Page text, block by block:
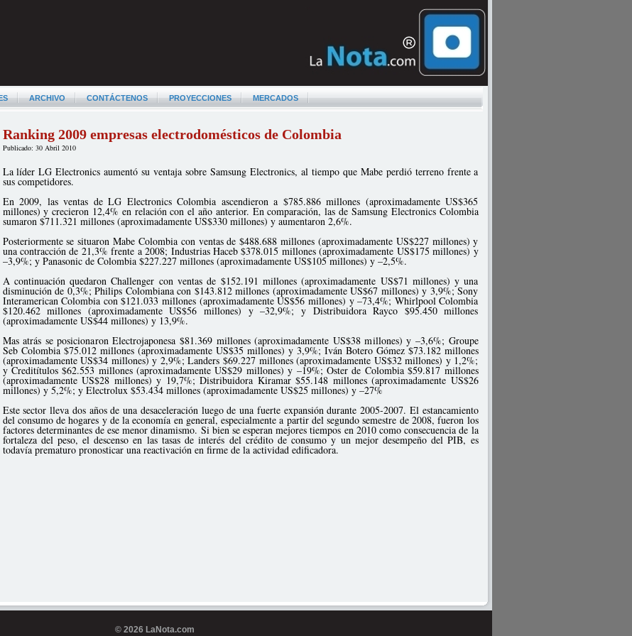
ARCHIVO CONTÁCTENOS PROYECCIONES MERCADOS
Ranking 2009 empresas electrodomésticos de Colombia
Publicado: 30 Abril 2010
La líder LG Electronics aumentó su ventaja sobre Samsung Electronics, al tiempo que Mabe perdió terreno frente a
sus competidores.
En 2009, las ventas de LG Electronics Colombia ascendieron a $785.886 millones (aproximadamente US$365
millones) y crecieron 12,4% en relación con el año anterior. En comparación, las de Samsung Electronics Colombia
sumaron $711.321 millones (aproximadamente US$330 millones) y aumentaron 2,6%.
Posteriormente se situaron Mabe Colombia con ventas de $488.688 millones (aproximadamente US$227 millones) y
una contracción de 21,3% frente a 2008; Industrias Haceb $378.015 millones (aproximadamente US$175 millones) y
–3,9%; y Panasonic de Colombia $227.227 millones (aproximadamente US$105 millones) y –2,5%.
A continuación quedaron Challenger con ventas de $152.191 millones (aproximadamente US$71 millones) y una
disminución de 0,3%; Philips Colombiana con $143.812 millones (aproximadamente US$67 millones) y 3,9%; Sony
Interamerican Colombia con $121.033 millones (aproximadamente US$56 millones) y –73,4%; Whirlpool Colombia
$120.462 millones (aproximadamente US$56 millones) y –32,9%; y Distribuidora Rayco $95.450 millones
(aproximadamente US$44 millones) y 13,9%.
Mas atrás se posicionaron Electrojaponesa $81.369 millones (aproximadamente US$38 millones) y –3,6%; Groupe
Seb Colombia $75.012 millones (aproximadamente US$35 millones) y 3,9%; Iván Botero Gómez $73.182 millones
(aproximadamente US$34 millones) y 2,9%; Landers $69.227 millones (aproximadamente US$32 millones) y 1,2%;
y Creditítulos $62.553 millones (aproximadamente US$29 millones) y –19%; Oster de Colombia $59.817 millones
(aproximadamente US$28 millones) y 19,7%; Distribuidora Kiramar $55.148 millones (aproximadamente US$26
millones) y 5,2%; y Electrolux $53.434 millones (aproximadamente US$25 millones) y –27%
Este sector lleva dos años de una desaceleración luego de una fuerte expansión durante 2005-2007. El estancamiento
del consumo de hogares y de la economía en general, especialmente a partir del segundo semestre de 2008, fueron los
factores determinantes de ese menor dinamismo. Si bien se esperan mejores tiempos en 2010 como consecuencia de la
fortaleza del peso, el descenso en las tasas de interés del crédito de consumo y un mejor desempeño del PIB, es
todavía prematuro pronosticar una reactivación en firme de la actividad edificadora.
© 2026 LaNota.com